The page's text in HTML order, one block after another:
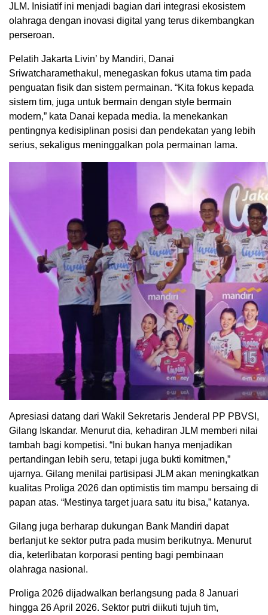
JLM. Inisiatif ini menjadi bagian dari integrasi ekosistem
olahraga dengan inovasi digital yang terus dikembangkan
perseroan.
Pelatih Jakarta Livin’ by Mandiri, Danai
Sriwatcharamethakul, menegaskan fokus utama tim pada
penguatan fisik dan sistem permainan. “Kita fokus kepada
sistem tim, juga untuk bermain dengan style bermain
modern,” kata Danai kepada media. Ia menekankan
pentingnya kedisiplinan posisi dan pendekatan yang lebih
serius, sekaligus meninggalkan pola permainan lama.
Apresiasi datang dari Wakil Sekretaris Jenderal PP PBVSI,
Gilang Iskandar. Menurut dia, kehadiran JLM memberi nilai
tambah bagi kompetisi. “Ini bukan hanya menjadikan
pertandingan lebih seru, tetapi juga bukti komitmen,”
ujarnya. Gilang menilai partisipasi JLM akan meningkatkan
kualitas Proliga 2026 dan optimistis tim mampu bersaing di
papan atas. “Mestinya target juara satu itu bisa,” katanya.
Gilang juga berharap dukungan Bank Mandiri dapat
berlanjut ke sektor putra pada musim berikutnya. Menurut
dia, keterlibatan korporasi penting bagi pembinaan
olahraga nasional.
Proliga 2026 dijadwalkan berlangsung pada 8 Januari
hingga 26 April 2026. Sektor putri diikuti tujuh tim,